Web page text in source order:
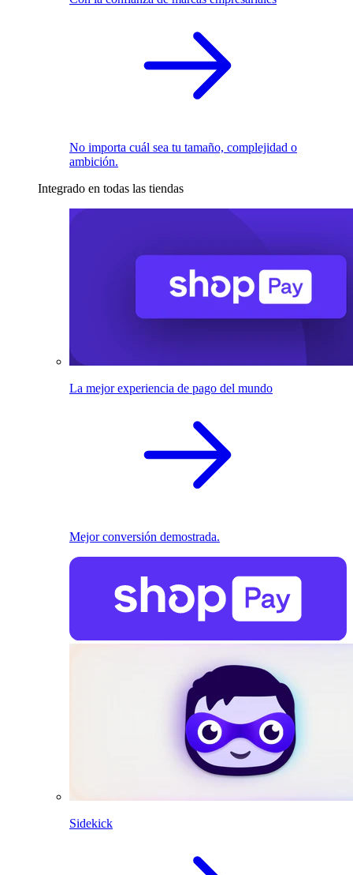
No importa cuál sea tu tamaño, complejidad o
ambición.
Integrado en todas las tiendas
La mejor experiencia de pago del mundo
Mejor conversión demostrada.
Sidekick